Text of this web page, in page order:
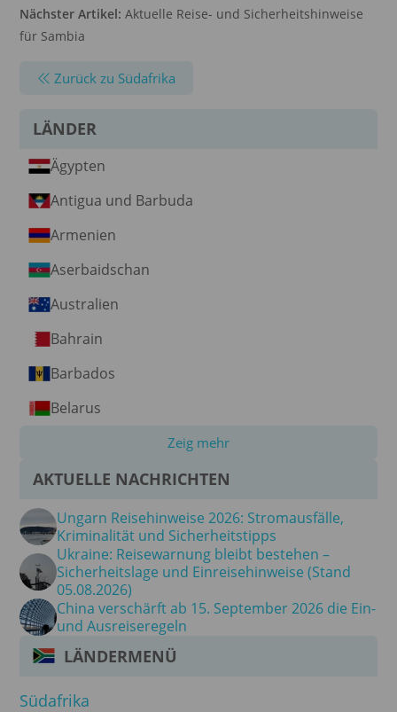
Nächster Artikel: Aktuelle Reise- und Sicherheitshinweise
für Sambia
Zurück zu Südafrika
LÄNDER
Ägypten
Antigua und Barbuda
Armenien
Aserbaidschan
Australien
Bahrain
Barbados
Belarus
Zeig mehr
AKTUELLE NACHRICHTEN
Ungarn Reisehinweise 2026: Stromausfälle,
Kriminalität und Sicherheitstipps
Ukraine: Reisewarnung bleibt bestehen –
Sicherheitslage und Einreisehinweise (Stand
05.08.2026)
China verschärft ab 15. September 2026 die Ein-
und Ausreiseregeln
LÄNDERMENÜ
Südafrika